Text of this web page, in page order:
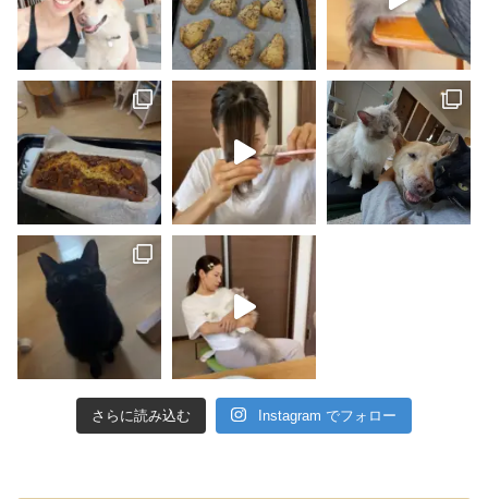
さらに読み込む Instagram でフォロー